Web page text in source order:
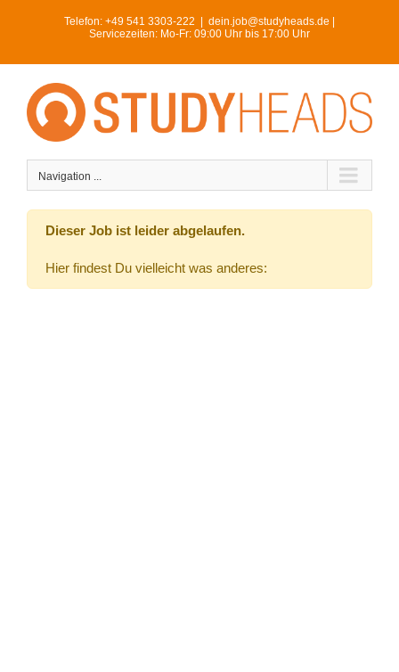
Telefon: +49 541 3303-222
dein.job@studyheads.de |
Servicezeiten: Mo-Fr: 09:00 Uhr bis 17:00 Uhr
Navigation ...
Dieser Job ist leider abgelaufen.
Hier findest Du vielleicht was anderes: